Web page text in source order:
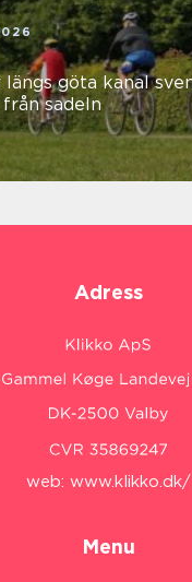
göta kanal svensk
sadeln
Adress
web: www.klikko.dk/
Menu